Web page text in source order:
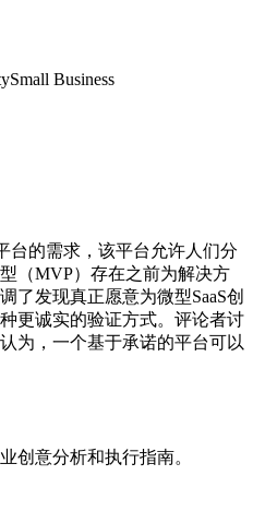
Small Business
台的需求，该平台允许人们分
（MVP）存在之前为解决方
了发现真正愿意为微型SaaS创
更诚实的验证方式。评论者讨
为，一个基于承诺的平台可以
创意分析和执行指南。